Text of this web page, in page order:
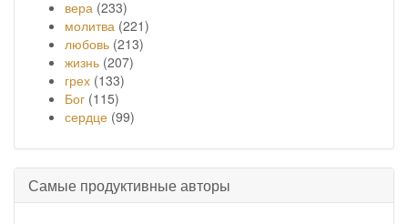
вера (233)
молитва (221)
любовь (213)
жизнь (207)
грех (133)
Бог (115)
сердце (99)
Самые продуктивные авторы